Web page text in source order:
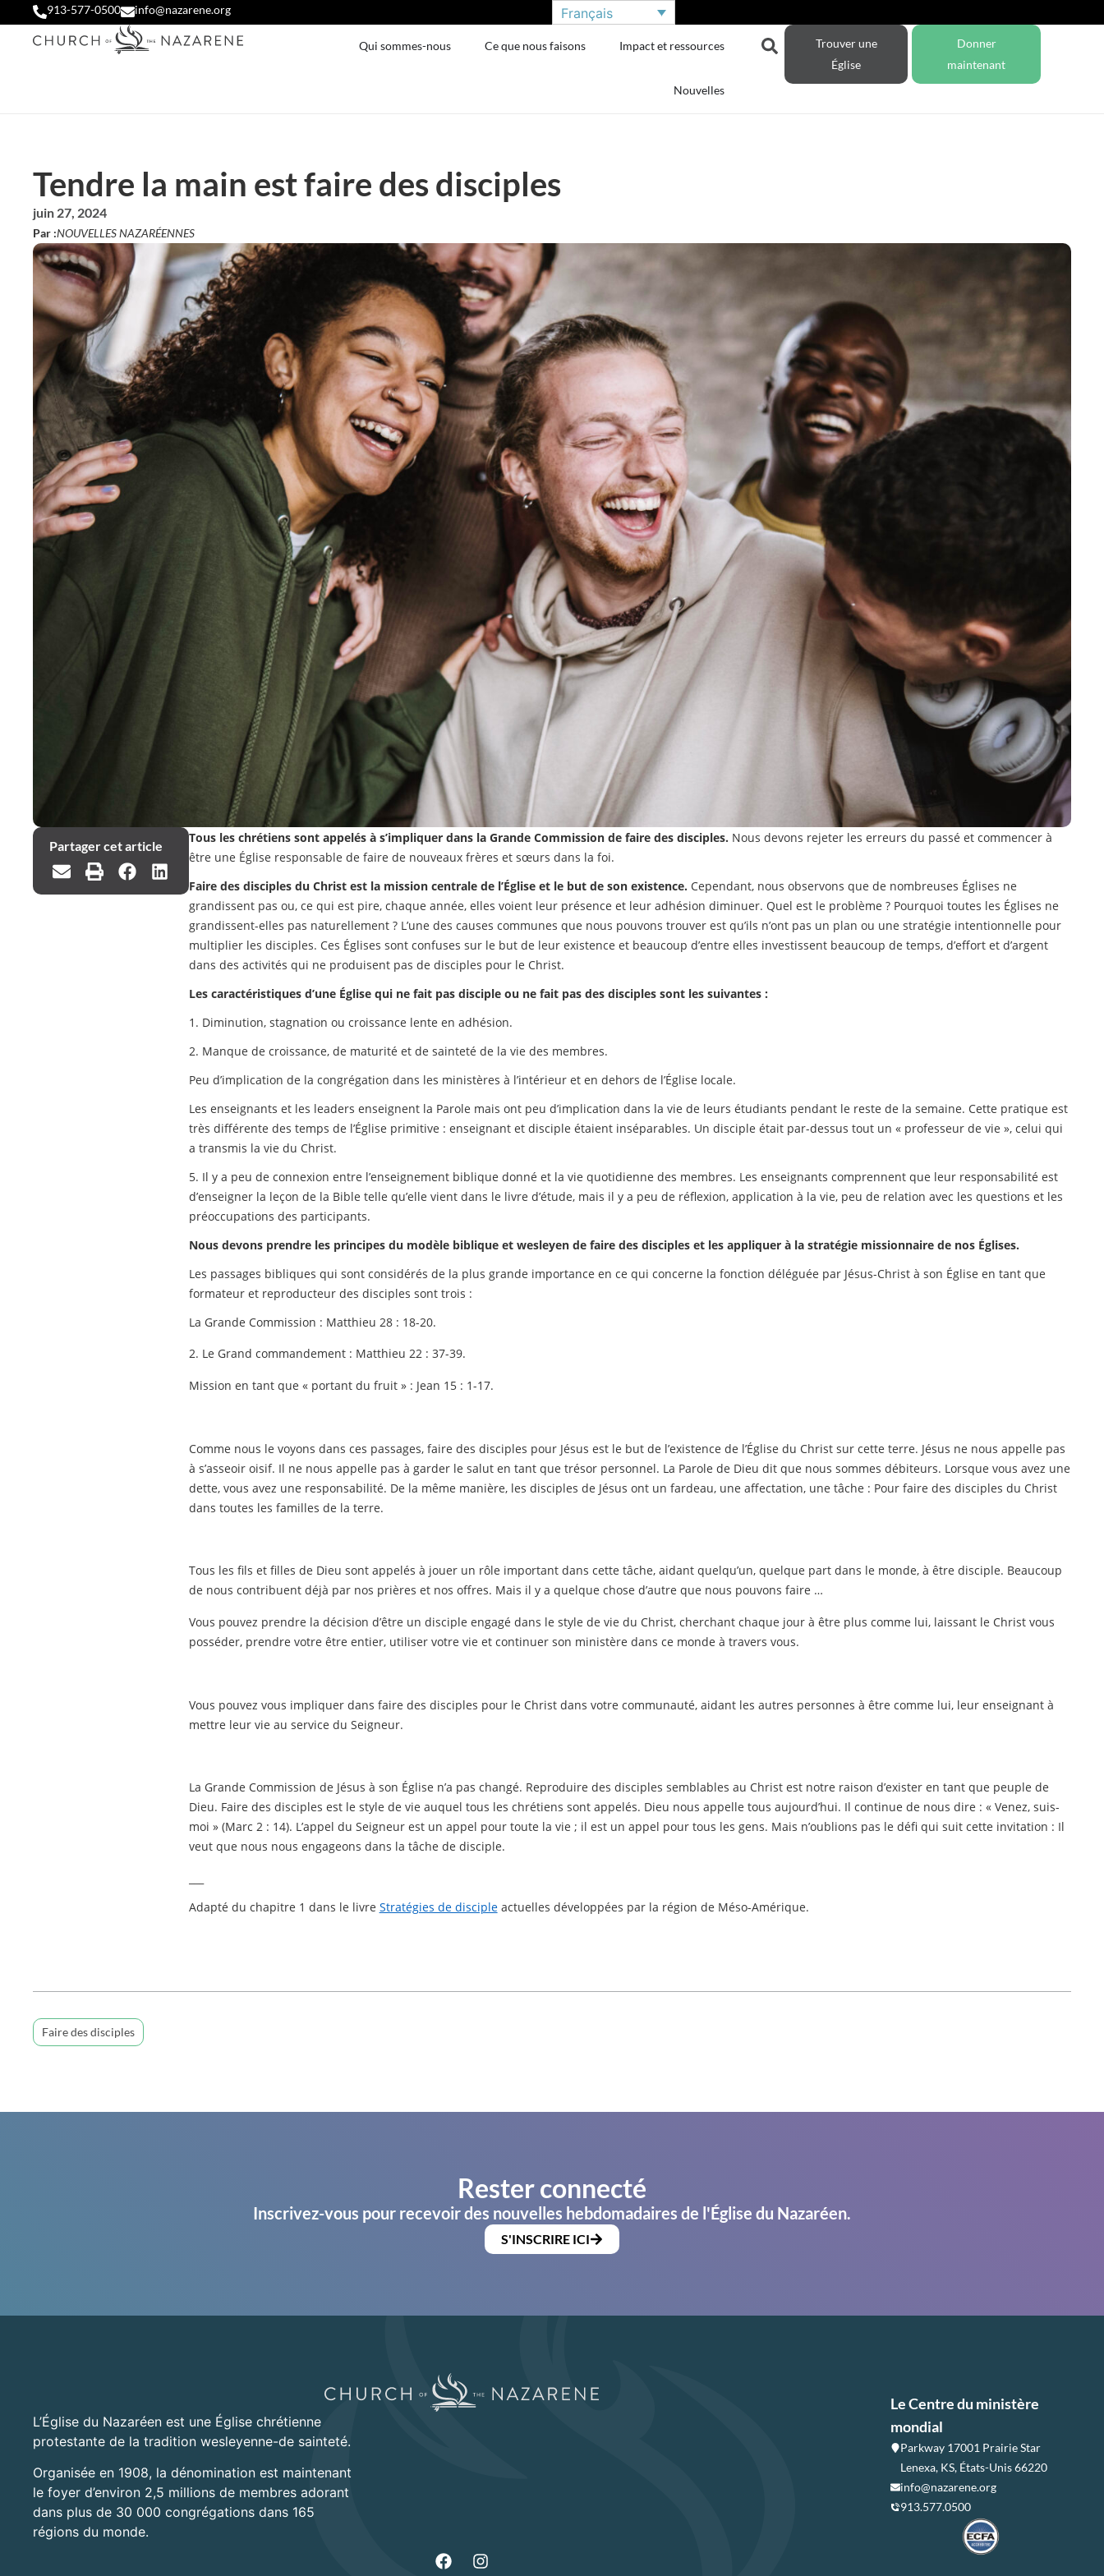
913-577-0500 info@nazarene.org Français
Qui sommes-nous Ce que nous faisons Impact et ressources
Nouvelles
Trouver une
Église
Donner
maintenant
Tendre la main est faire des disciples
juin 27, 2024
Par :NOUVELLES NAZARÉENNES
Partager cet article
Tous les chrétiens sont appelés à s’impliquer dans la Grande Commission de faire des disciples. Nous devons rejeter les erreurs du passé et commencer à
être une Église responsable de faire de nouveaux frères et sœurs dans la foi.
Faire des disciples du Christ est la mission centrale de l’Église et le but de son existence. Cependant, nous observons que de nombreuses Églises ne
grandissent pas ou, ce qui est pire, chaque année, elles voient leur présence et leur adhésion diminuer. Quel est le problème ? Pourquoi toutes les Églises ne
grandissent-elles pas naturellement ? L’une des causes communes que nous pouvons trouver est qu’ils n’ont pas un plan ou une stratégie intentionnelle pour
multiplier les disciples. Ces Églises sont confuses sur le but de leur existence et beaucoup d’entre elles investissent beaucoup de temps, d’effort et d’argent
dans des activités qui ne produisent pas de disciples pour le Christ.
Les caractéristiques d’une Église qui ne fait pas disciple ou ne fait pas des disciples sont les suivantes :
1. Diminution, stagnation ou croissance lente en adhésion.
2. Manque de croissance, de maturité et de sainteté de la vie des membres.
Peu d’implication de la congrégation dans les ministères à l’intérieur et en dehors de l’Église locale.
Les enseignants et les leaders enseignent la Parole mais ont peu d’implication dans la vie de leurs étudiants pendant le reste de la semaine. Cette pratique est
très différente des temps de l’Église primitive : enseignant et disciple étaient inséparables. Un disciple était par-dessus tout un « professeur de vie », celui qui
a transmis la vie du Christ.
5. Il y a peu de connexion entre l’enseignement biblique donné et la vie quotidienne des membres. Les enseignants comprennent que leur responsabilité est
d’enseigner la leçon de la Bible telle qu’elle vient dans le livre d’étude, mais il y a peu de réflexion, application à la vie, peu de relation avec les questions et les
préoccupations des participants.
Nous devons prendre les principes du modèle biblique et wesleyen de faire des disciples et les appliquer à la stratégie missionnaire de nos Églises.
Les passages bibliques qui sont considérés de la plus grande importance en ce qui concerne la fonction déléguée par Jésus-Christ à son Église en tant que
formateur et reproducteur des disciples sont trois :
La Grande Commission : Matthieu 28 : 18-20.
2. Le Grand commandement : Matthieu 22 : 37-39.
Mission en tant que « portant du fruit » : Jean 15 : 1-17.
Comme nous le voyons dans ces passages, faire des disciples pour Jésus est le but de l’existence de l’Église du Christ sur cette terre. Jésus ne nous appelle pas
à s’asseoir oisif. Il ne nous appelle pas à garder le salut en tant que trésor personnel. La Parole de Dieu dit que nous sommes débiteurs. Lorsque vous avez une
dette, vous avez une responsabilité. De la même manière, les disciples de Jésus ont un fardeau, une affectation, une tâche : Pour faire des disciples du Christ
dans toutes les familles de la terre.
Tous les fils et filles de Dieu sont appelés à jouer un rôle important dans cette tâche, aidant quelqu’un, quelque part dans le monde, à être disciple. Beaucoup
de nous contribuent déjà par nos prières et nos offres. Mais il y a quelque chose d’autre que nous pouvons faire …
Vous pouvez prendre la décision d’être un disciple engagé dans le style de vie du Christ, cherchant chaque jour à être plus comme lui, laissant le Christ vous
posséder, prendre votre être entier, utiliser votre vie et continuer son ministère dans ce monde à travers vous.
Vous pouvez vous impliquer dans faire des disciples pour le Christ dans votre communauté, aidant les autres personnes à être comme lui, leur enseignant à
mettre leur vie au service du Seigneur.
La Grande Commission de Jésus à son Église n’a pas changé. Reproduire des disciples semblables au Christ est notre raison d’exister en tant que peuple de
Dieu. Faire des disciples est le style de vie auquel tous les chrétiens sont appelés. Dieu nous appelle tous aujourd’hui. Il continue de nous dire : « Venez, suis-
moi » (Marc 2 : 14). L’appel du Seigneur est un appel pour toute la vie ; il est un appel pour tous les gens. Mais n’oublions pas le défi qui suit cette invitation : Il
veut que nous nous engageons dans la tâche de disciple.
Adapté du chapitre 1 dans le livre Stratégies de discipleactuelles développées par la région de Méso-Amérique.
Faire des disciples
Rester connecté
Inscrivez-vous pour recevoir des nouvelles hebdomadaires de l'Église du Nazaréen.
S'INSCRIRE ICI
L’Église du Nazaréen est une Église chrétienne
protestante de la tradition wesleyenne-de sainteté.
Organisée en 1908, la dénomination est maintenant
le foyer d’environ 2,5 millions de membres adorant
dans plus de 30 000 congrégations dans 165
régions du monde.
Le Centre du ministère
mondial
Parkway 17001 Prairie Star
Lenexa, KS, États-Unis 66220
info@nazarene.org
913.577.0500